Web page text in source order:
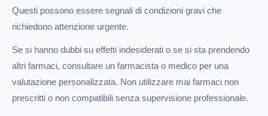
Questi possono essere segnali di condizioni gravi che
richiedono attenzione urgente.
Se si hanno dubbi su effetti indesiderati o se si sta prendendo
altri farmaci, consultare un farmacista o medico per una
valutazione personalizzata. Non utilizzare mai farmaci non
prescritti o non compatibili senza supervisione professionale.